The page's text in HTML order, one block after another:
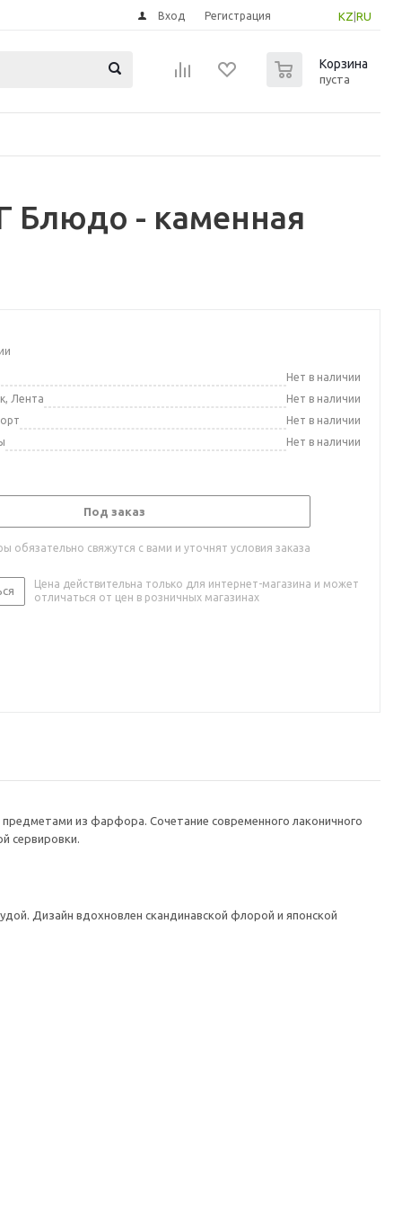
KZ RU
Вход Регистрация
Корзина
пуста
Блюдо - каменная
Нет в наличии
Лента
Нет в наличии
Нет в наличии
Нет в наличии
Под заказ
обязательно свяжутся с вами и уточнят условия заказа
Цена действительна только для интернет-магазина и может
отличаться от цен в розничных магазинах
из фарфора. Сочетание современного лаконичного
сервировки.
Дизайн вдохновлен скандинавской флорой и японской